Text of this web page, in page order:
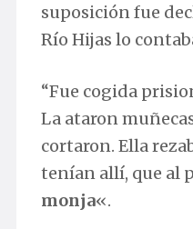
suposición fue
Río Hijas lo
“Fue cogida
La ataron
cortaron. Ella
tenían allí, que al
monja«.